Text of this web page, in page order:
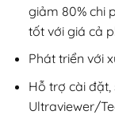
giảm 80% chi
tốt với giá cả
Phát triển với
Hỗ trợ cài
Ultraviewer/